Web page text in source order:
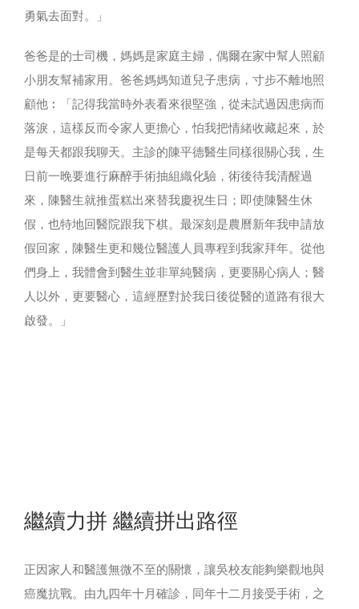
勇氣去面對。」
爸爸是的士司機，媽媽是家庭主婦，偶爾在家中幫人照顧
小朋友幫補家用。爸爸媽媽知道兒子患病，寸步不離地照
顧他︰「記得我當時外表看來很堅強，從未試過因患病而
落淚，這樣反而令家人更擔心，怕我把情緒收藏起來，於
是每天都跟我聊天。主診的陳平德醫生同樣很關心我，生
日前一晚要進行麻醉手術抽組織化驗，術後待我清醒過
來，陳醫生就推蛋糕出來替我慶祝生日；即使陳醫生休
假，也特地回醫院跟我下棋。最深刻是農曆新年我申請放
假回家，陳醫生更和幾位醫護人員專程到我家拜年。從他
們身上，我體會到醫生並非單純醫病，更要關心病人；醫
人以外，更要醫心，這經歷對於我日後從醫的道路有很大
啟發。」
繼續力拼 繼續拼出路徑
正因家人和醫護無微不至的關懷，讓吳校友能夠樂觀地與
癌魔抗戰。由九四年十月確診，同年十二月接受手術，之